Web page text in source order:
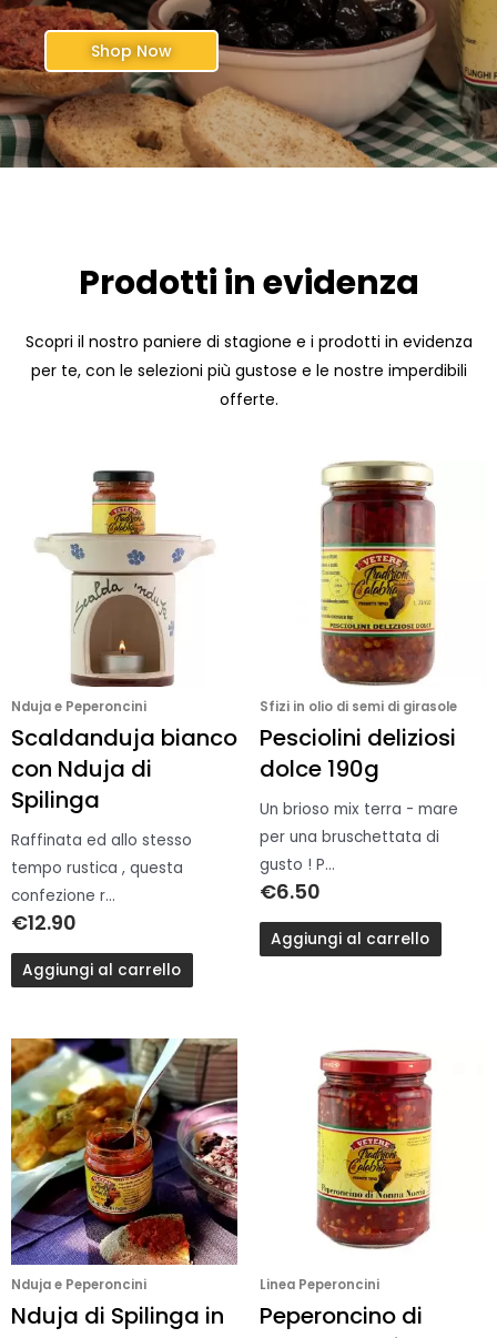
Shop Now
Prodotti in evidenza
Scopri il nostro paniere di stagione e i prodotti in evidenza
per te, con le selezioni più gustose e le nostre imperdibili
offerte.
Nduja e Peperoncini
Scaldanduja bianco
con Nduja di
Spilinga
Raffinata ed allo stesso
tempo rustica , questa
confezione r...
€12.90
Aggiungi al carrello
Sfizi in olio di semi di girasole
Pesciolini deliziosi
dolce 190g
Un brioso mix terra - mare
per una bruschettata di
gusto ! P...
€6.50
Aggiungi al carrello
Nduja e Peperoncini
Nduja di Spilinga in
Linea Peperoncini
Peperoncino di